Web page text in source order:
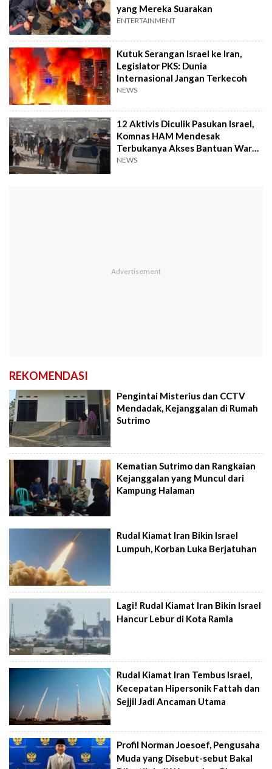
yang Mereka Suarakan
ENTERTAINMENT
Kutuk Serangan Israel ke Iran,
Legislator PKS: Dunia
Internasional Jangan Terkecoh
NEWS
12 Aktivis Diculik Pasukan Israel,
Komnas HAM Mendesak
Terbukanya Akses Bantuan Warga
Palestina
NEWS
REKOMENDASI
Pengintai Misterius dan CCTV
Mendadak, Kejanggalan di Rumah
Sutrimo
Kematian Sutrimo dan Rangkaian
Kejanggalan yang Muncul dari
Kampung Halaman
Rudal Kiamat Iran Bikin Israel
Lumpuh, Korban Luka Berjatuhan
Lagi! Rudal Kiamat Iran Bikin Israel
Hancur Lebur di Kota Ramla
Rudal Kiamat Iran Tembus Israel,
Kecepatan Hipersonik Fattah dan
Sejjil Jadi Ancaman Utama
Profil Norman Joesoef, Pengusaha
Muda yang Disebut-sebut Bakal